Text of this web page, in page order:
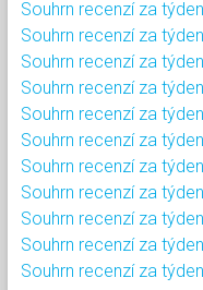
Souhrn recenzí za
Souhrn recenzí za
Souhrn recenzí za
Souhrn recenzí za
Souhrn recenzí za
Souhrn recenzí za
Souhrn recenzí za
Souhrn recenzí za
Souhrn recenzí za
Souhrn recenzí za
Souhrn recenzí za